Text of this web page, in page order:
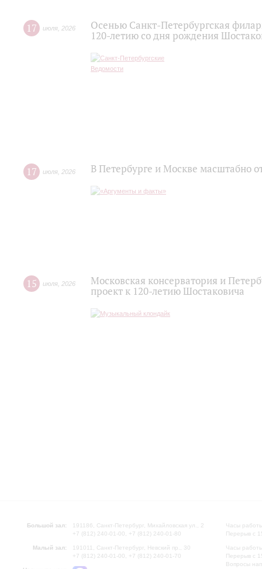
17 июля 2026
Осенью Санкт-Петербургская
120‑летию со дня рождения
17 июля 2026 В Петербурге и Москве масштабно
15 июля 2026
Московская консерватория и
проект к 120-летию Шостаковича
Большой зал:
191186, Санкт-Петербург, Михайловская ул., 2
+7 (812) 240-01-00, +7 (812) 240-01-80
Малый зал:
191011, Санкт-Петербург, Невский пр., 30
+7 (812) 240-01-00, +7 (812) 240-01-70
Часы
Перерыв с
Часы
Перерыв с
Вопросы